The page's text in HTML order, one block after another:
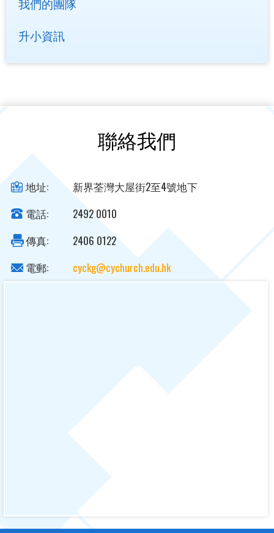
升小資訊
聯絡我們
地址:
新界荃灣大屋街2至4號地下
電話:
2492 0010
傳真:
2406 0122
電郵:
cyckg@cychurch.edu.hk